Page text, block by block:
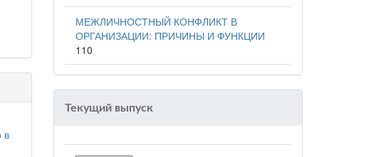
в
МЕЖЛИЧНОСТНЫЙ КОНФЛИКТ В
ОРГАНИЗАЦИИ: ПРИЧИНЫ И ФУНКЦИИ
110
Текущий выпуск